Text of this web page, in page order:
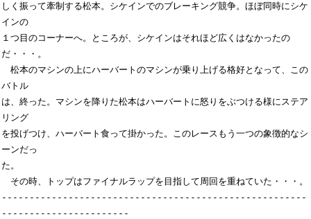
しく振って牽制する松本。シケインでのブレーキング競争。ほぼ同時にシケ
インの
１つ目のコーナーへ。ところが、シケインはそれほど広くはなかったの
だ・・・。
松本のマシンの上にハーバートのマシンが乗り上げる格好となって、この
バトル
は、終った。マシンを降りた松本はハーバートに怒りをぶつける様にステア
リング
を投げつけ、ハーバート食って掛かった。このレースもう一つの象徴的なシ
ーンだっ
た。
その時、トップはファイナルラップを目指して周回を重ねていた・・・。
-------------------------------------------------------
-----------------------